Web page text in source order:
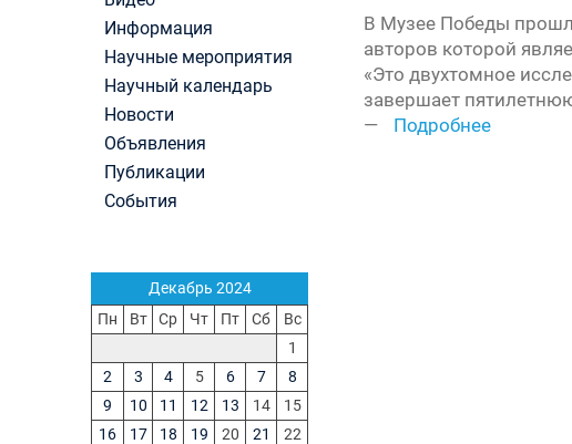
Первый канал, 27.07.2026. Часть 1-2
Конкурсные списки лиц, прошедших
вступительные испытания в МГУ имени
М.В.Ломоносова в 2026 году по каждому конкурсу
(ранжированные списки поступающих)
Вячеслав Никонов в программе «Большая игра» —
Первый канал, 24.07.2026. Часть 1-2
Вниманию абитуриентов бакалавриата! Открыта
онлайн-запись на заключение договора на
— Первый канал, 05.08.2026. Часть 1-3
В Музее Победы
авторов которой
«Это двухтомное
завершает
—
Подробнее
Информация
Научные мероприятия
Научный календарь
Новости
Объявления
Публикации
События
Декабрь 2024
Пн
Вт Ср Чт Пт Сб
Вс
1
2
3 4 5 6 7
8
9
10 11 12 13 14
15
16
17 18 19 20 21
22